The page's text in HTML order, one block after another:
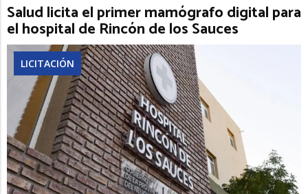
Salud licita el primer mamógrafo digital para
el hospital de Rincón de los Sauces
LICITACIÓN